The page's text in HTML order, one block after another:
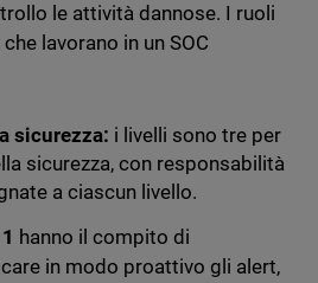
le attività dannose. I ruoli
lavorano in un SOC
sicurezza: i livelli sono tre per
sicurezza, con responsabilità
a ciascun livello.
hanno il compito di
in modo proattivo gli alert,